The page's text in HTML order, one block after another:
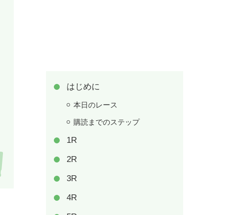
はじめに
本日のレース
購読までのステップ
1R
2R
3R
4R